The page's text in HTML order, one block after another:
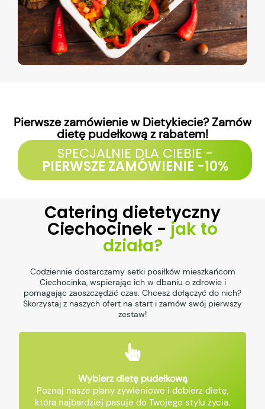
Pierwsze zamówienie w Dietykiecie? Zamów
dietę pudełkową z rabatem!
SPECJALNIE DLA CIEBIE -
PIERWSZE ZAMÓWIENIE -10%
Catering dietetyczny
Ciechocinek - jak to
działa?
Codziennie dostarczamy setki posiłków mieszkańcom
Ciechocinka, wspierając ich w dbaniu o zdrowie i
pomagając zaoszczędzić czas. Chcesz dołączyć do nich?
Skorzystaj z naszych ofert na start i zamów swój pierwszy
zestaw!
Wybierz dietę pudełkową
Poznaj nasze plany żywieniowe i dobierz dietę,
która najbardziej pasuje do Twojego stylu życia.